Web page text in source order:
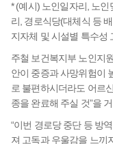
* (예시) 노인일자리, 노
리, 경로식당(대체식 등
지자체 및 시설별 특수성
주철 보건복지부 노인지
안이 중증과 사망위험이
로 불편하시더라도 어르
종을 완료해 주실 것”을
“이번 경로당 중단 등 방
져 고독과 우울감을 느끼